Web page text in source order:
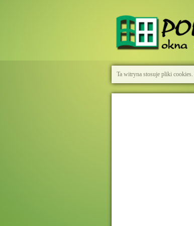
Ta witryna stosuje pliki